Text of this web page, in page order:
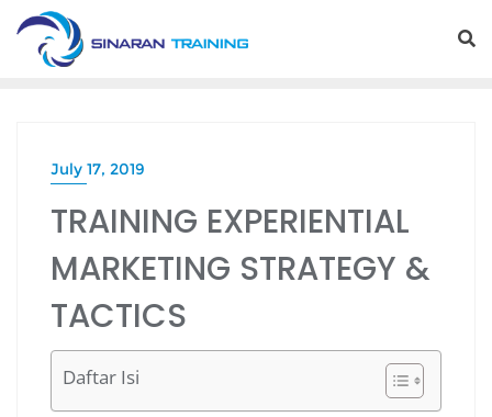
Skip
content
July 17, 2019
TRAINING EXPERIENTIAL
MARKETING STRATEGY &
TACTICS
Daftar Isi